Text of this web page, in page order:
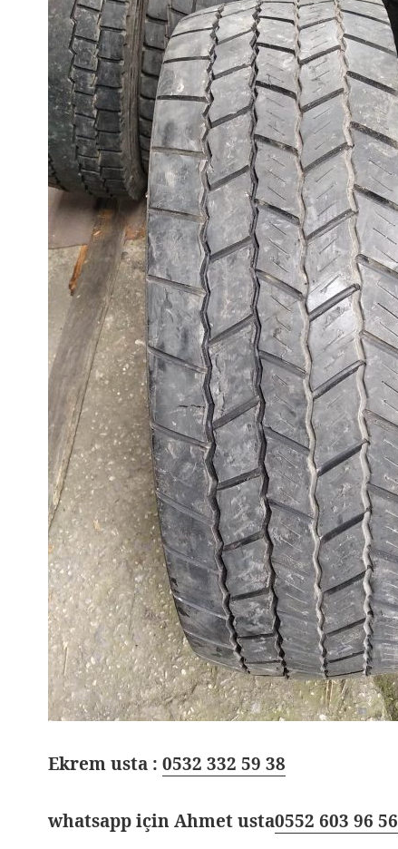
Ekrem usta :0532 332 59 38
whatsapp için Ahmet usta0552 603 96 56